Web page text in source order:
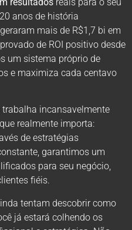
anos de história
mais de R$1,7 bi em
de ROI positivo desde
um sistema próprio de
e maximiza cada centavo
incansavelmente
realmente importa:
de estratégias
garantimos um
para seu negócio,
fiéis.
tentam descobrir como
já estará colhendo os